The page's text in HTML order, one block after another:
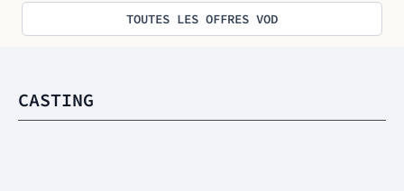
TOUTES LES OFFRES VOD
CASTING